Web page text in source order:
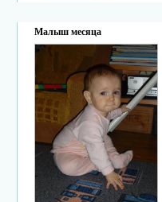
Малыш месяца